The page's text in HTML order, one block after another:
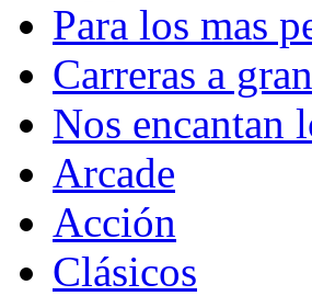
Para los mas
Carreras a
Nos encantan
Arcade
Acción
Clásicos